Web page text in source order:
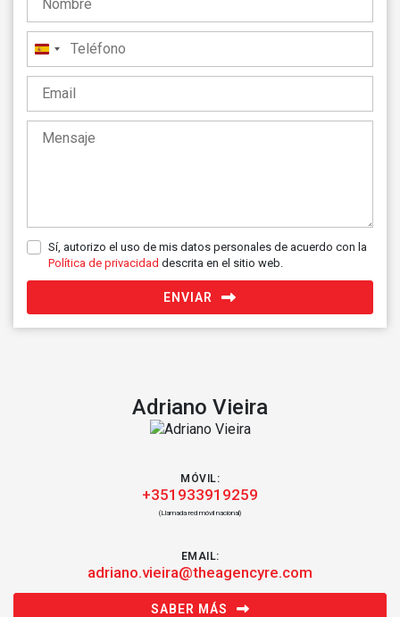
España
+34
Sí, autorizo el uso de mis datos personales de acuerdo con la
Política de privacidad descrita en el sitio web.
ENVIAR
Adriano Vieira
MÓVIL:
+351933919259
(Llamada red móvil nacional)
EMAIL:
adriano.vieira@theagencyre.com
SABER MÁS